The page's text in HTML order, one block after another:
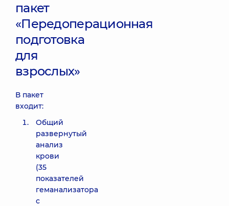
пакет
«Передоперационная
подготовка
для
взрослых»
В пакет
входит:
Общий
развернутый
анализ
крови
(35
показателей
геманализатора
с